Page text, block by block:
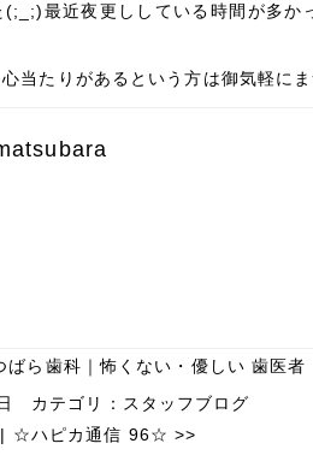
最近夜更ししている時間が多か
当たりがあるという方は御気軽に
ばら歯科｜怖くない・優しい 歯医者
カテゴリ： スタッフブログ
| ☆ハピカ通信 96☆>>